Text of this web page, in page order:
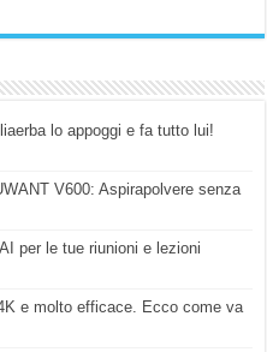
lo appoggi e fa tutto lui!
V600: Aspirapolvere senza
per le tue riunioni e lezioni
e molto efficace. Ecco come va